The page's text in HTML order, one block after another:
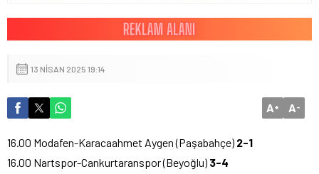
13 NISAN 2025 19:14
A+ A-
16.00 Modafen-Karacaahmet Aygen (Paşabahçe) 2-1
16.00 Nartspor-Cankurtaranspor (Beyoğlu) 3-4